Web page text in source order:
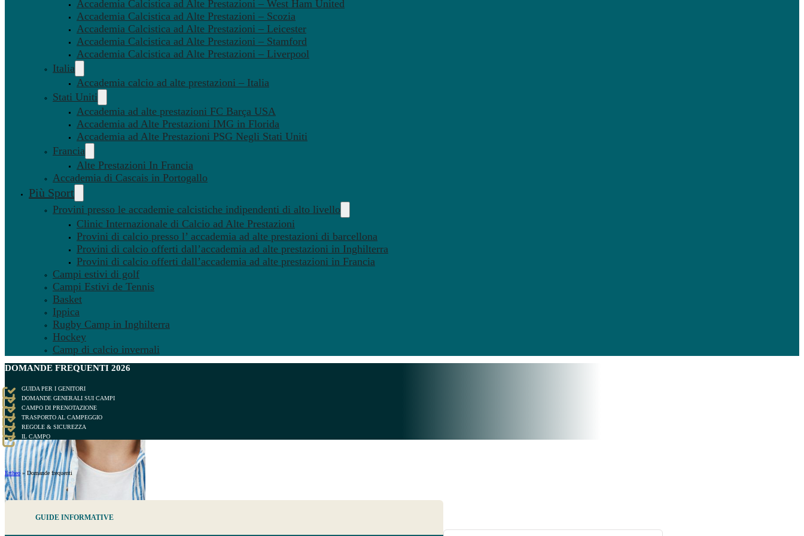
Accademia Calcistica ad Alte Prestazioni – West Ham United
Accademia Calcistica ad Alte Prestazioni – Scozia
Accademia Calcistica ad Alte Prestazioni – Leicester
Accademia Calcistica ad Alte Prestazioni – Stamford
Accademia Calcistica ad Alte Prestazioni – Liverpool
Italia
Accademia calcio ad alte prestazioni – Italia
Stati Uniti
Accademia ad alte prestazioni FC Barça USA
Accademia ad Alte Prestazioni IMG in Florida
Accademia ad Alte Prestazioni PSG Negli Stati Uniti
Francia
Alte Prestazioni In Francia
Accademia di Cascais in Portogallo
Più Sport
Provini presso le accademie calcistiche indipendenti di alto livello
Clinic Internazionale di Calcio ad Alte Prestazioni
Provini di calcio presso l’ accademia ad alte prestazioni di barcellona
Provini di calcio offerti dall’accademia ad alte prestazioni in Inghilterra
Provini di calcio offerti dall’accademia ad alte prestazioni in Francia
Campi estivi di golf
Campi Estivi de Tennis
Basket
Ippica
Rugby Camp in Inghilterra
Hockey
Camp di calcio invernali
DOMANDE FREQUENTI 2026
GUIDA PER I GENITORI
DOMANDE GENERALI SUI CAMPI
CAMPO DI PRENOTAZIONE
TRASPORTO AL CAMPEGGIO
REGOLE & SICUREZZA
IL CAMPO
Ertheo » Domande frequenti
GUIDE INFORMATIVE